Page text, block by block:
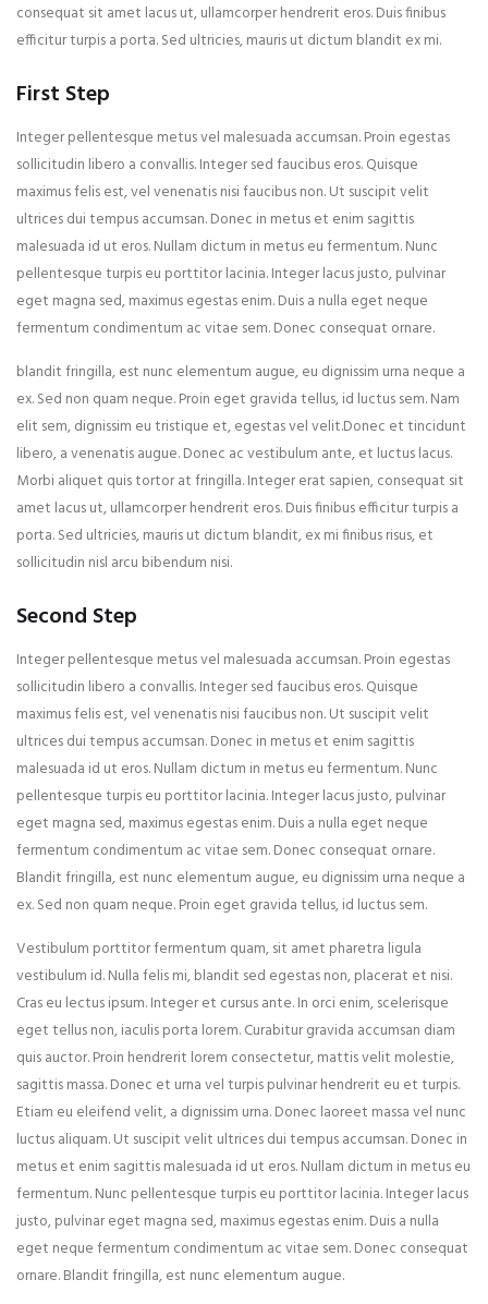
consequat sit amet lacus ut, ullamcorper hendrerit eros. Duis finibus
efficitur turpis a porta. Sed ultricies, mauris ut dictum blandit ex mi.
First Step
Integer pellentesque metus vel malesuada accumsan. Proin egestas
sollicitudin libero a convallis. Integer sed faucibus eros. Quisque
maximus felis est, vel venenatis nisi faucibus non. Ut suscipit velit
ultrices dui tempus accumsan. Donec in metus et enim sagittis
malesuada id ut eros. Nullam dictum in metus eu fermentum. Nunc
pellentesque turpis eu porttitor lacinia. Integer lacus justo, pulvinar
eget magna sed, maximus egestas enim. Duis a nulla eget neque
fermentum condimentum ac vitae sem. Donec consequat ornare.
blandit fringilla, est nunc elementum augue, eu dignissim urna neque a
ex. Sed non quam neque. Proin eget gravida tellus, id luctus sem. Nam
elit sem, dignissim eu tristique et, egestas vel velit.Donec et tincidunt
libero, a venenatis augue. Donec ac vestibulum ante, et luctus lacus.
Morbi aliquet quis tortor at fringilla. Integer erat sapien, consequat sit
amet lacus ut, ullamcorper hendrerit eros. Duis finibus efficitur turpis a
porta. Sed ultricies, mauris ut dictum blandit, ex mi finibus risus, et
sollicitudin nisl arcu bibendum nisi.
Second Step
Integer pellentesque metus vel malesuada accumsan. Proin egestas
sollicitudin libero a convallis. Integer sed faucibus eros. Quisque
maximus felis est, vel venenatis nisi faucibus non. Ut suscipit velit
ultrices dui tempus accumsan. Donec in metus et enim sagittis
malesuada id ut eros. Nullam dictum in metus eu fermentum. Nunc
pellentesque turpis eu porttitor lacinia. Integer lacus justo, pulvinar
eget magna sed, maximus egestas enim. Duis a nulla eget neque
fermentum condimentum ac vitae sem. Donec consequat ornare.
Blandit fringilla, est nunc elementum augue, eu dignissim urna neque a
ex. Sed non quam neque. Proin eget gravida tellus, id luctus sem.
Vestibulum porttitor fermentum quam, sit amet pharetra ligula
vestibulum id. Nulla felis mi, blandit sed egestas non, placerat et nisi.
Cras eu lectus ipsum. Integer et cursus ante. In orci enim, scelerisque
eget tellus non, iaculis porta lorem. Curabitur gravida accumsan diam
quis auctor. Proin hendrerit lorem consectetur, mattis velit molestie,
sagittis massa. Donec et urna vel turpis pulvinar hendrerit eu et turpis.
Etiam eu eleifend velit, a dignissim urna. Donec laoreet massa vel nunc
luctus aliquam. Ut suscipit velit ultrices dui tempus accumsan. Donec in
metus et enim sagittis malesuada id ut eros. Nullam dictum in metus eu
fermentum. Nunc pellentesque turpis eu porttitor lacinia. Integer lacus
justo, pulvinar eget magna sed, maximus egestas enim. Duis a nulla
eget neque fermentum condimentum ac vitae sem. Donec consequat
ornare. Blandit fringilla, est nunc elementum augue.